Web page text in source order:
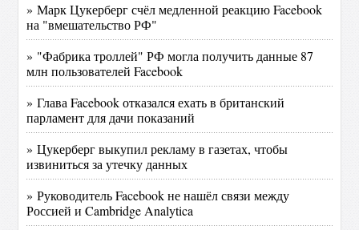
» Марк Цукерберг счёл медленной реакцию Facebook
на "вмешательство РФ"
» "Фабрика троллей" РФ могла получить данные 87
млн пользователей Facebook
» Глава Facebook отказался ехать в британский
парламент для дачи показаний
» Цукерберг выкупил рекламу в газетах, чтобы
извиниться за утечку данных
» Руководитель Facebook не нашёл связи между
Россией и Cambridge Analytica